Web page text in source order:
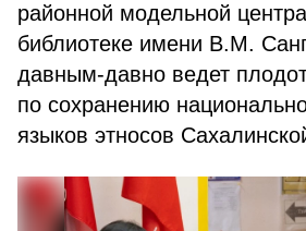
районной модельной
библиотеке имени В.М.
давным-давно ведет
по сохранению
языков этносов